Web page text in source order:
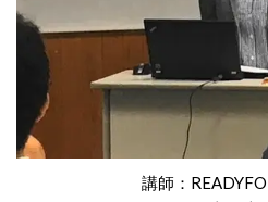
講師：